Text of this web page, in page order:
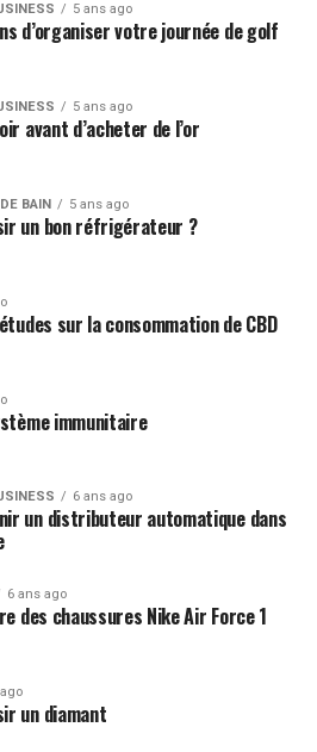
5 ans ago
d’organiser votre journée de golf
5 ans ago
avant d’acheter de l’or
BAIN 5 ans ago
un bon réfrigérateur ?
sur la consommation de CBD
immunitaire
6 ans ago
un distributeur automatique dans
6 ans ago
des chaussures Nike Air Force 1
un diamant